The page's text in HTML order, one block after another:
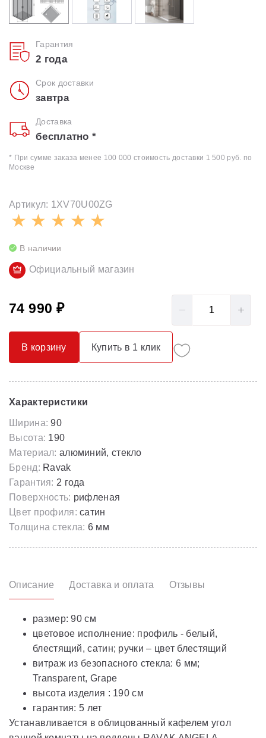
Гарантия
2 года
Срок доставки
завтра
Доставка
бесплатно *
* При сумме заказа менее 100 000 стоимость доставки 1 500 руб. по
Москве
Артикул: 1XV70U00ZG
В наличии
Официальный магазин
74 990 ₽
В корзину Купить в 1 клик
Характеристики
Ширина: 90
Высота: 190
Материал: алюминий, стекло
Бренд: Ravak
Гарантия: 2 года
Поверхность: рифленая
Цвет профиля: сатин
Толщина стекла: 6 мм
Описание Доставка и оплата Отзывы
размер: 90 см
цветовое исполнение: профиль - белый,
блестящий, сатин; ручки – цвет блестящий
витраж из безопасного стекла: 6 мм;
Transparent, Grape
высота изделия : 190 см
гарантия: 5 лет
Устанавливается в облицованный кафелем угол